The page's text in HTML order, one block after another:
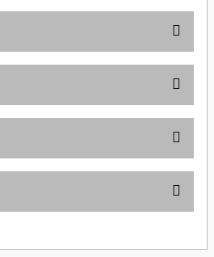
öneri formunu kullanarak tarafımıza